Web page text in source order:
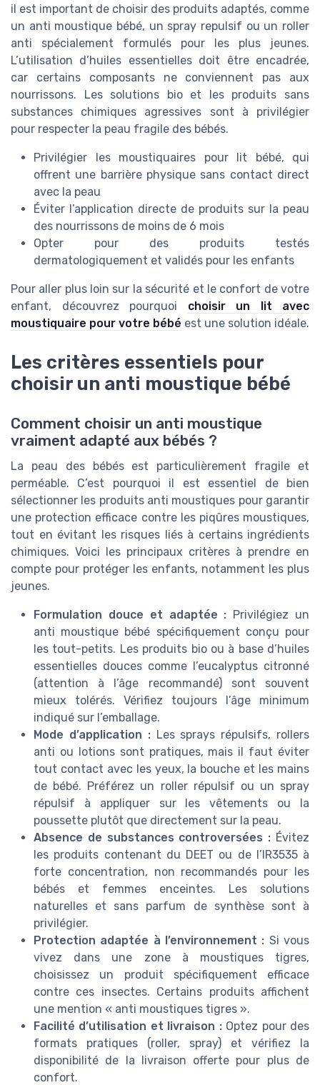
il est important de choisir des produits adaptés, comme
un anti moustique bébé, un spray repulsif ou un roller
anti spécialement formulés pour les plus jeunes.
L’utilisation d’huiles essentielles doit être encadrée,
car certains composants ne conviennent pas aux
nourrissons. Les solutions bio et les produits sans
substances chimiques agressives sont à privilégier
pour respecter la peau fragile des bébés.
Privilégier les moustiquaires pour lit bébé, qui
offrent une barrière physique sans contact direct
avec la peau
Éviter l’application directe de produits sur la peau
des nourrissons de moins de 6 mois
Opter pour des produits testés
dermatologiquement et validés pour les enfants
Pour aller plus loin sur la sécurité et le confort de votre
enfant, découvrez pourquoi choisir un lit avec
moustiquaire pour votre bébé est une solution idéale.
Les critères essentiels pour
choisir un anti moustique bébé
Comment choisir un anti moustique
vraiment adapté aux bébés ?
La peau des bébés est particulièrement fragile et
perméable. C’est pourquoi il est essentiel de bien
sélectionner les produits anti moustiques pour garantir
une protection efficace contre les piqûres moustiques,
tout en évitant les risques liés à certains ingrédients
chimiques. Voici les principaux critères à prendre en
compte pour protéger les enfants, notamment les plus
jeunes.
Formulation douce et adaptée : Privilégiez un
anti moustique bébé spécifiquement conçu pour
les tout-petits. Les produits bio ou à base d’huiles
essentielles douces comme l’eucalyptus citronné
(attention à l’âge recommandé) sont souvent
mieux tolérés. Vérifiez toujours l’âge minimum
indiqué sur l’emballage.
Mode d’application :Les sprays répulsifs, rollers
anti ou lotions sont pratiques, mais il faut éviter
tout contact avec les yeux, la bouche et les mains
de bébé. Préférez un roller répulsif ou un spray
répulsif à appliquer sur les vêtements ou la
poussette plutôt que directement sur la peau.
Absence de substances controversées : Évitez
les produits contenant du DEET ou de l’IR3535 à
forte concentration, non recommandés pour les
bébés et femmes enceintes. Les solutions
naturelles et sans parfum de synthèse sont à
privilégier.
Protection adaptée à l’environnement : Si vous
vivez dans une zone à moustiques tigres,
choisissez un produit spécifiquement efficace
contre ces insectes. Certains produits affichent
une mention « anti moustiques tigres ».
Facilité d’utilisation et livraison :Optez pour des
formats pratiques (roller, spray) et vérifiez la
disponibilité de la livraison offerte pour plus de
confort.